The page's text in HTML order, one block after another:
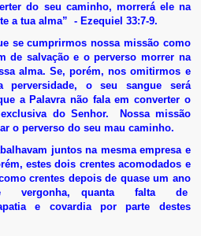
do seu caminho, morrerá ele na
a tua alma” - Ezequiel 33:7-9.
se cumprirmos nossa missão como
de salvação e o perverso morrer na
alma. Se, porém, nos omitirmos e
o seu sangue será
a Palavra não fala em converter o
do Senhor. Nossa missão
o perverso do seu mau caminho.
juntos na mesma empresa e
estes dois crentes acomodados e
crentes depois de quase um ano
vergonha, quanta falta de
e covardia por parte destes